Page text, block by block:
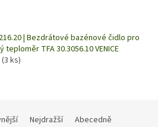
| Bezdrátové bazénové čidlo pro
teploměr TFA 30.3056.10 VENICE
(3 ks)
Nejdražší Abecedně